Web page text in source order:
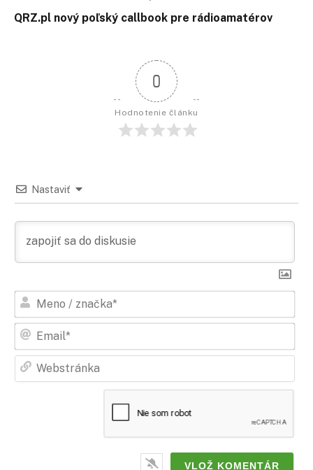
QRZ.pl nový poľský callbook pre rádioamatérov
0
Hodnotenie článku
Nastaviť